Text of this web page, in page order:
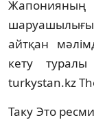
шаруашылығы
айтқан
кету
turkystan.kz
Таку Это